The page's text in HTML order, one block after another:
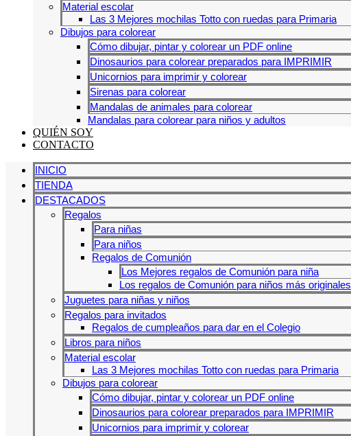
Material escolar
Las 3 Mejores mochilas Totto con ruedas para Primaria
Dibujos para colorear
Cómo dibujar, pintar y colorear un PDF online
Dinosaurios para colorear preparados para IMPRIMIR
Unicornios para imprimir y colorear
Sirenas para colorear
Mandalas de animales para colorear
Mandalas para colorear para niños y adultos
QUIÉN SOY
CONTACTO
INICIO
TIENDA
DESTACADOS
Regalos
Para niñas
Para niños
Regalos de Comunión
Los Mejores regalos de Comunión para niña
Los regalos de Comunión para niños más originales
Juguetes para niñas y niños
Regalos para invitados
Regalos de cumpleaños para dar en el Colegio
Libros para niños
Material escolar
Las 3 Mejores mochilas Totto con ruedas para Primaria
Dibujos para colorear
Cómo dibujar, pintar y colorear un PDF online
Dinosaurios para colorear preparados para IMPRIMIR
Unicornios para imprimir y colorear